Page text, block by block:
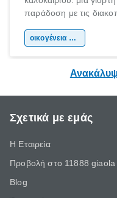
παράδοση με τις
χώρας. Είτε πρόκειται
οικογένεια & παιδί
Σχετικά με εμάς
Η Εταιρεία
Προβολή στο 11888 giaola
Blog